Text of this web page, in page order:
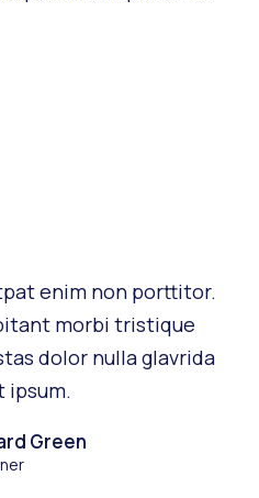
enim non porttitor.
morbi tristique
dolor nulla glavrida
ipsum.
Green